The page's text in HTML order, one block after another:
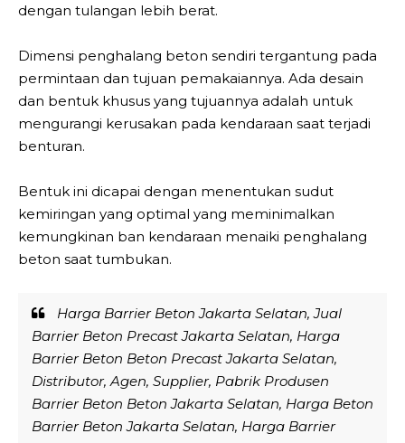
dengan tulangan lebih berat.
Dimensi penghalang beton sendiri tergantung pada
permintaan dan tujuan pemakaiannya. Ada desain
dan bentuk khusus yang tujuannya adalah untuk
mengurangi kerusakan pada kendaraan saat terjadi
benturan.
Bentuk ini dicapai dengan menentukan sudut
kemiringan yang optimal yang meminimalkan
kemungkinan ban kendaraan menaiki penghalang
beton saat tumbukan.
Harga Barrier Beton Jakarta Selatan, Jual
Barrier Beton Precast Jakarta Selatan, Harga
Barrier Beton Beton Precast Jakarta Selatan,
Distributor, Agen, Supplier, Pabrik Produsen
Barrier Beton Beton Jakarta Selatan, Harga Beton
Barrier Beton Jakarta Selatan, Harga Barrier